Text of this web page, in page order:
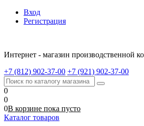
Вход
Регистрация
Интернет - магазин производственной
+7 (812) 902-37-00 +7 (921) 902-37-00
0
0
0В корзине пока пусто
Каталог товаров